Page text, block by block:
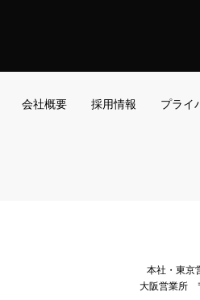
会社概要 採用情報 プライ
本社・東京
大阪営業所